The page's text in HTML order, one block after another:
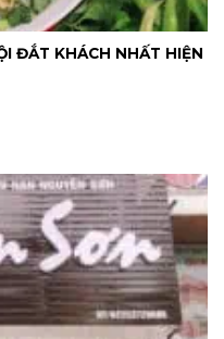
ĐẮT KHÁCH NHẤT HIỆN